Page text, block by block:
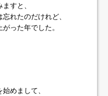
すと、
れたのだけれど、
った年でした。
めまして、